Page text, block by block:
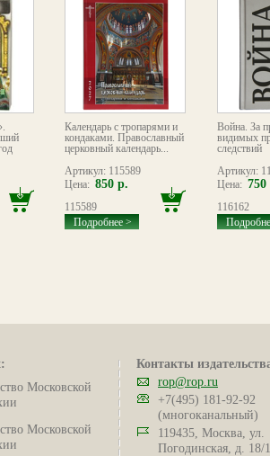
Календарь с тропарями и
кондаками. Православный
церковный календарь...
Артикул: 115589
Цена: 850 р.
115589
Подробнее >
Война. За
видимых
следствий
Артикул:
Цена: 750
116162
Московской
Московской
Контакты
rop@rop.ru
+7(495) 181-92-92
(многоканальный)
119435, Москва, ул.
Погодинская, д. 18/1